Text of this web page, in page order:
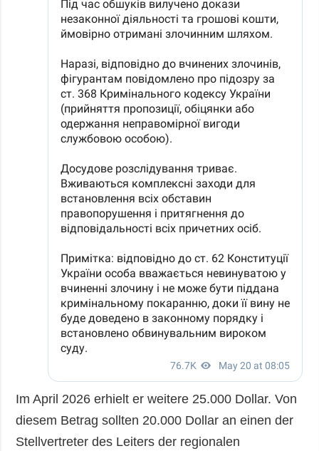
Im April 2026 erhielt er weitere 25.000 Dollar. Von
diesem Betrag sollten 20.000 Dollar an einen der
Stellvertreter des Leiters der regionalen